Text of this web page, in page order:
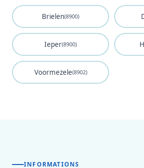
Brielen(8900)
Ieper(8900)
Voormezele(8902)
INFORMATIONS